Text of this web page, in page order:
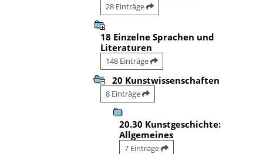
28 Einträge
18 Einzelne Sprachen und
Literaturen
148 Einträge
20 Kunstwissenschaften
8 Einträge
20.30 Kunstgeschichte:
Allgemeines
7 Einträge